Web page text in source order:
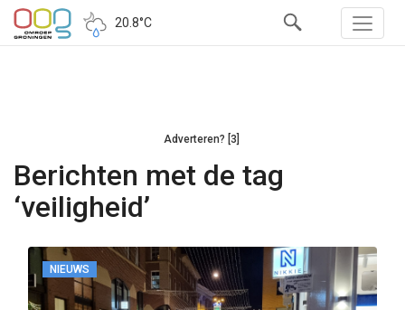
20.8°C
Adverteren? [3]
Berichten met de tag
‘veiligheid’
NIEUWS